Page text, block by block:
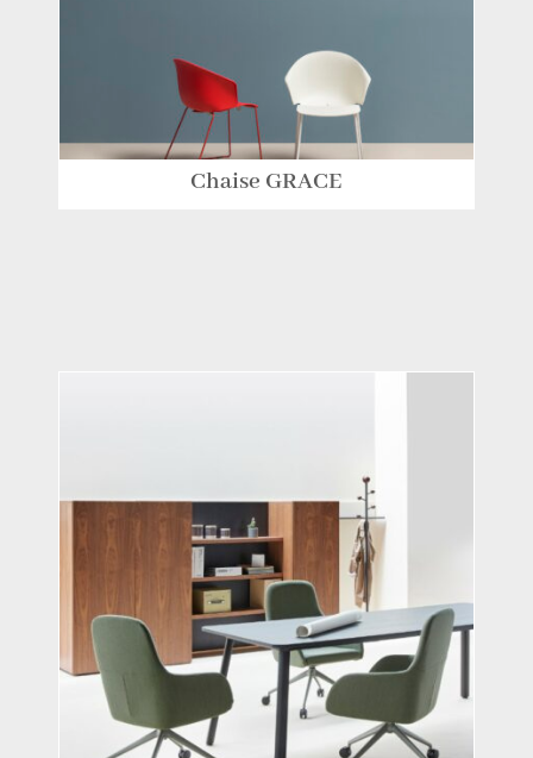
Chaise GRACE